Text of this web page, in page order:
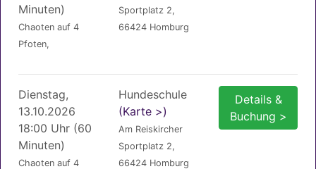
Minuten)
Chaoten auf 4
Pfoten,
Sportplatz 2,
66424 Homburg
Dienstag,
13.10.2026
18:00 Uhr (60
Minuten)
Chaoten auf 4
Hundeschule
(Karte >)
Am Reiskircher
Sportplatz 2,
66424 Homburg
Details &
Buchung >